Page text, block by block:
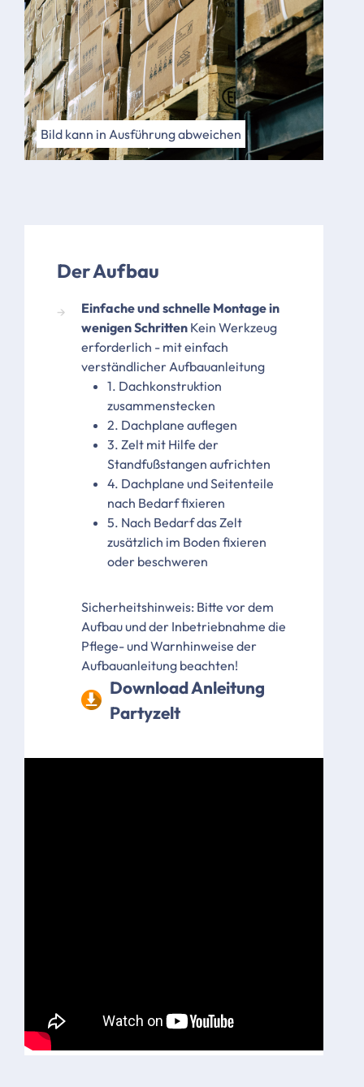
Bild kann in Ausführung abweichen
Der Aufbau
Einfache und schnelle Montage in
wenigen Schritten Kein Werkzeug
erforderlich - mit einfach
verständlicher Aufbauanleitung
1. Dachkonstruktion
zusammenstecken
2. Dachplane auflegen
3. Zelt mit Hilfe der
Standfußstangen aufrichten
4. Dachplane und Seitenteile
nach Bedarf fixieren
5. Nach Bedarf das Zelt
zusätzlich im Boden fixieren
oder beschweren
Sicherheitshinweis: Bitte vor dem
Aufbau und der Inbetriebnahme die
Pflege- und Warnhinweise der
Aufbauanleitung beachten!
Download Anleitung
Partyzelt